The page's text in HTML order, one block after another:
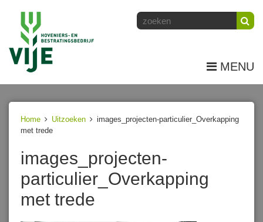
MENU
Home Uitzoeken
images_projecten-particulier_Overkapping
met trede
images_projecten-
particulier_Overkapping
met trede